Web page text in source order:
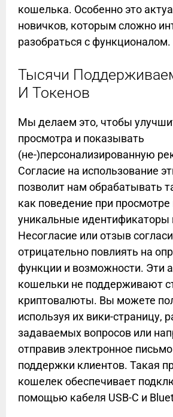
кошелька. Особенно это
новичков, которым сложно
разобраться с функционалом.
Тысячи
И Токенов
Мы делаем это, чтобы
просмотра и показывать
(не-)персонализированную
Согласие на использование
позволит нам обрабатывать
как поведение при просмотре
уникальные идентификаторы
Несогласие или отзыв
отрицательно повлиять на
функции и возможности. Эти
кошельки не поддерживают
криптовалюты. Вы можете
используя их вики-страницу,
задаваемых вопросов или
отправив электронное
поддержки клиентов. Такая
кошелек обеспечивает
помощью кабеля USB-C и